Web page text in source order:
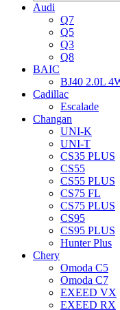
Audi
Q7
Q5
Q3
Q8
BAIC
BJ40 2.0L
Cadillac
Escalade
Changan
UNI-K
UNI-T
CS35 PLUS
CS55
CS55 PLUS
CS75 FL
CS75 PLUS
CS95
CS95 PLUS
Hunter Plus
Chery
Omoda C5
Omoda C7
EXEED VX
EXEED RX